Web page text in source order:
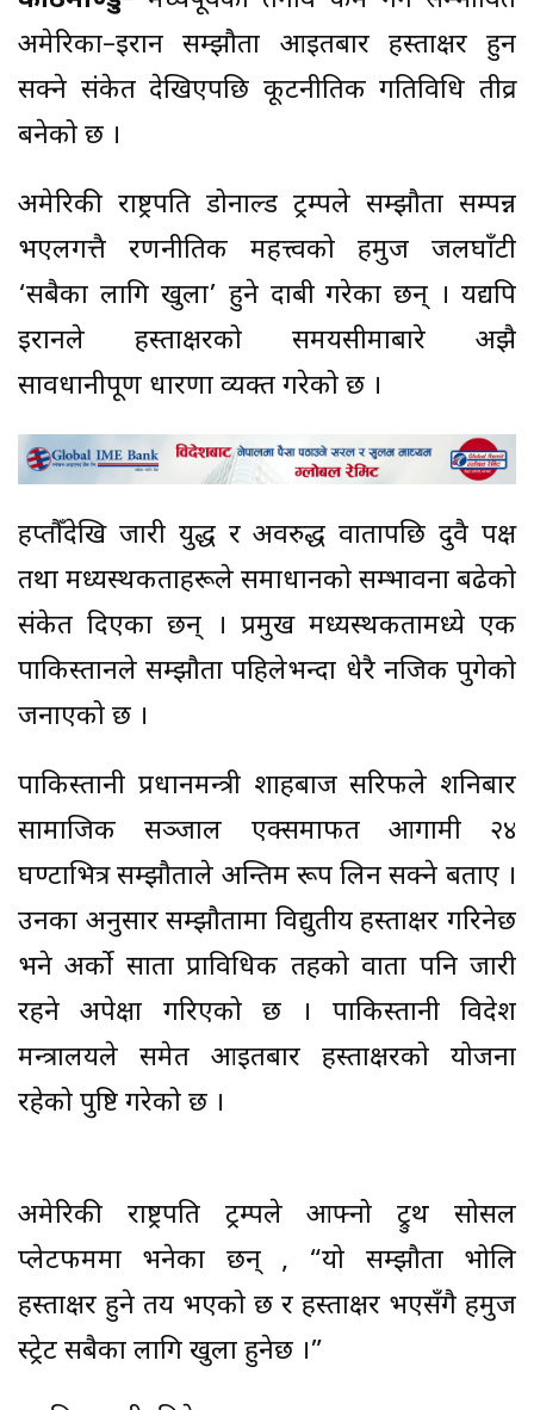
अमेरिका–इरान सम्झौता आइतबार हस्ताक्षर हुन
सक्ने संकेत देखिएपछि कूटनीतिक गतिविधि तीव्र
बनेको छ ।
अमेरिकी राष्ट्रपति डोनाल्ड ट्रम्पले सम्झौता सम्पन्न
भएलगत्तै रणनीतिक महत्त्वको हर्मुज जलघाँटी
‘सबैका लागि खुला’ हुने दाबी गरेका छन् । यद्यपि
इरानले हस्ताक्षरको समयसीमाबारे अझै
सावधानीपूर्ण धारणा व्यक्त गरेको छ ।
हप्तौँदेखि जारी युद्ध र अवरुद्ध वार्तापछि दुवै पक्ष
तथा मध्यस्थकर्ताहरूले समाधानको सम्भावना बढेको
संकेत दिएका छन् । प्रमुख मध्यस्थकर्तामध्ये एक
पाकिस्तानले सम्झौता पहिलेभन्दा धेरै नजिक पुगेको
जनाएको छ ।
पाकिस्तानी प्रधानमन्त्री शाहबाज सरिफले शनिबार
सामाजिक सञ्जाल एक्समार्फत आगामी २४
घण्टाभित्र सम्झौताले अन्तिम रूप लिन सक्ने बताए ।
उनका अनुसार सम्झौतामा विद्युतीय हस्ताक्षर गरिनेछ
भने अर्को साता प्राविधिक तहको वार्ता पनि जारी
रहने अपेक्षा गरिएको छ । पाकिस्तानी विदेश
मन्त्रालयले समेत आइतबार हस्ताक्षरको योजना
रहेको पुष्टि गरेको छ ।
अमेरिकी राष्ट्रपति ट्रम्पले आफ्नो ट्रुथ सोसल
प्लेटफर्ममा भनेका छन् , “यो सम्झौता भोलि
हस्ताक्षर हुने तय भएको छ र हस्ताक्षर भएसँगै हर्मुज
स्ट्रेट सबैका लागि खुला हुनेछ ।”